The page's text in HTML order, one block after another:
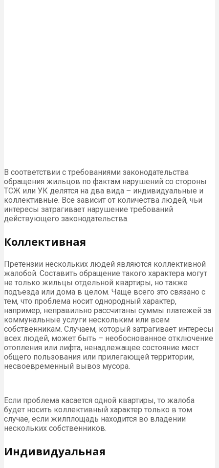
В соответствии с требованиями законодательства
обращения жильцов по фактам нарушений со стороны
ТСЖ или УК делятся на два вида – индивидуальные и
коллективные. Все зависит от количества людей, чьи
интересы затрагивает нарушение требований
действующего законодательства.
Коллективная
Претензии нескольких людей являются коллективной
жалобой. Составить обращение такого характера могут
не только жильцы отдельной квартиры, но также
подъезда или дома в целом. Чаще всего это связано с
тем, что проблема носит однородный характер,
например, неправильно рассчитаны суммы платежей за
коммунальные услуги нескольким или всем
собственникам. Случаем, который затрагивает интересы
всех людей, может быть – необоснованное отключение
отопления или лифта, ненадлежащее состояние мест
общего пользования или прилегающей территории,
несвоевременный вывоз мусора.
Если проблема касается одной квартиры, то жалоба
будет носить коллективный характер только в том
случае, если жилплощадь находится во владении
нескольких собственников.
Индивидуальная